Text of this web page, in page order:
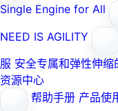
Single Engine for All
NEED IS AGILITY
服 安全专属和弹性伸
资源中心
帮助手册 产品使